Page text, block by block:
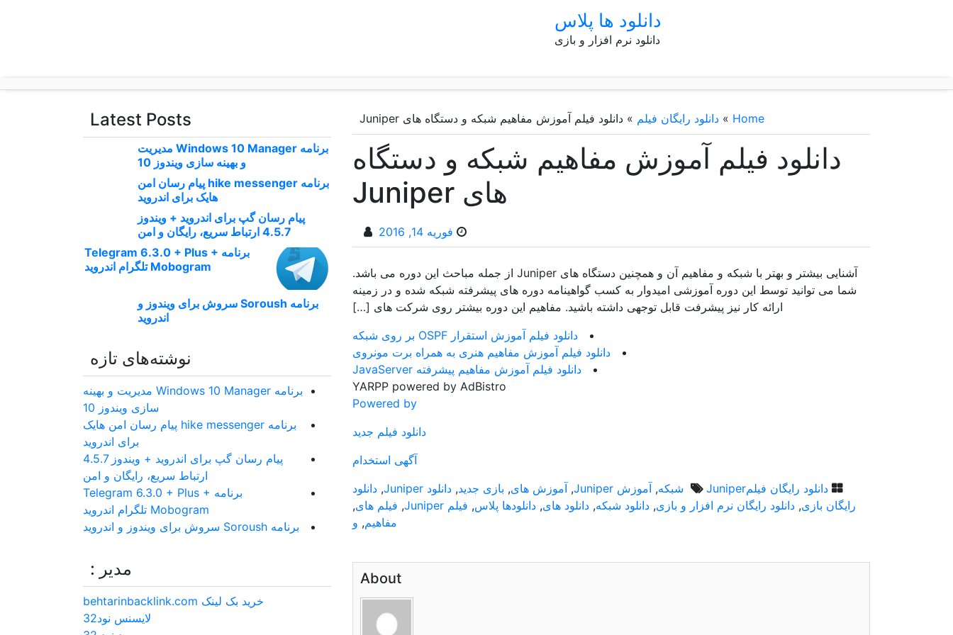
دانلود ها پلاس
دانلود نرم افزار و بازی
Home
» دانلود رایگان فیلم » دانلود فیلم آموزش مفاهیم شبکه و دستگاه های Juniper
دانلود فیلم آموزش مفاهیم شبکه و دستگاه
های Juniper
فوریه 14, 2016
آشنایی بیشتر و بهتر با شبکه و مفاهیم آن و همچنین دستگاه های Juniper از جمله مباحث این دوره می باشد.
شما می توانید توسط این دوره آموزشی امیدوار به کسب گواهینامه دوره های پیشرفته شبکه شده و در زمینه
ارائه کار نیز پیشرفت قابل توجهی داشته باشید. مفاهیم این دوره بیشتر روی شرکت های […]
دانلود فیلم آموزش استقرار OSPF بر روی شبکه
دانلود فیلم آموزش مفاهیم هنری به همراه برت مونروی
دانلود فیلم آموزش مفاهیم پیشرفته JavaServer
YARPP powered by AdBistro
Powered by
دانلود فیلم جدید
آگهی استخدام
دانلود رایگان فیلمJuniper شبکه , آموزش Juniper , آموزش های, بازی جدید, دانلود Juniper , دانلود
رایگان بازی, دانلود رایگان نرم افزار و بازی, دانلود شبکه, دانلود های, دانلودها پلاس, فیلم Juniper , فیلم های,
مفاهیم, و
About
Latest Posts
برنامه Windows 10 Manager مدیریت
و بهینه سازی ویندوز 10
برنامه hike messenger پیام‌ رسان‌ امن
هایک برای اندروید
پیام رسان گپ برای اندروید + ویندوز
4.5.7 ارتباط سریع، رایگان و امن
برنامه Telegram 6.3.0 + Plus +
Mobogram تلگرام اندروید
برنامه Soroush سروش برای ویندوز و
اندروید
نوشته‌های تازه
برنامه Windows 10 Manager مدیریت و بهینه
سازی ویندوز 10
برنامه hike messenger پیام‌ رسان‌ امن هایک
برای اندروید
پیام رسان گپ برای اندروید + ویندوز 4.5.7
ارتباط سریع، رایگان و امن
برنامه Telegram 6.3.0 + Plus +
Mobogram تلگرام اندروید
برنامه Soroush سروش برای ویندوز و اندروید
مدیر :
خرید بک لینک behtarinbacklink.com
لایسنس نود32